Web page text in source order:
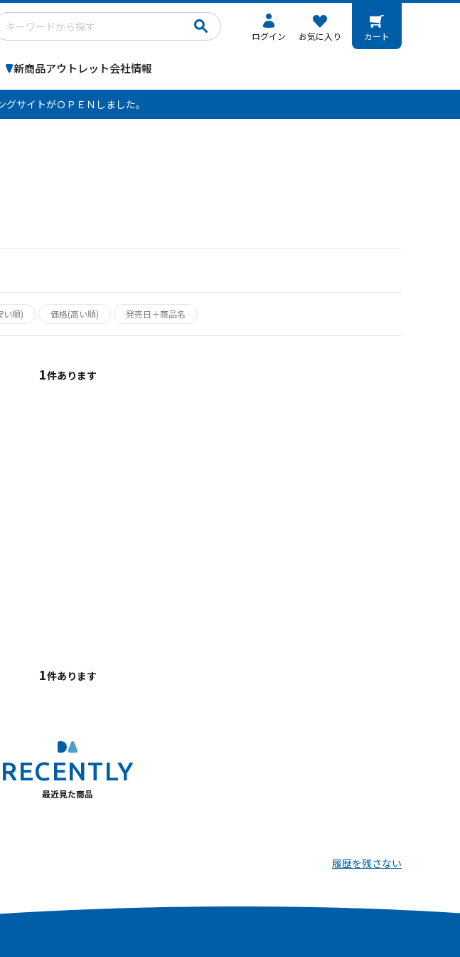
ログイン お気に入り カート
新商品アウトレット会社情報
サイトがＯＰＥＮしました。
い順) 価格(高い順) 発売日＋商品名
1件あります
1件あります
最近見た商品
履歴を残さない